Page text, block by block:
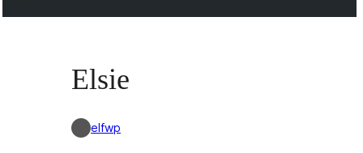
Elsie
elfwp